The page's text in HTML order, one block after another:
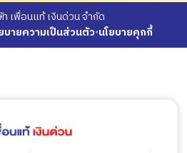
เพื่อนแท้ เงินด่วน จำกัด
บายความเป็นส่วนตัว•นโยบายคุกกี้